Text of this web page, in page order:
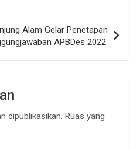
Alam Gelar Penetapan
APBDes 2022.
dipublikasikan. Ruas yang